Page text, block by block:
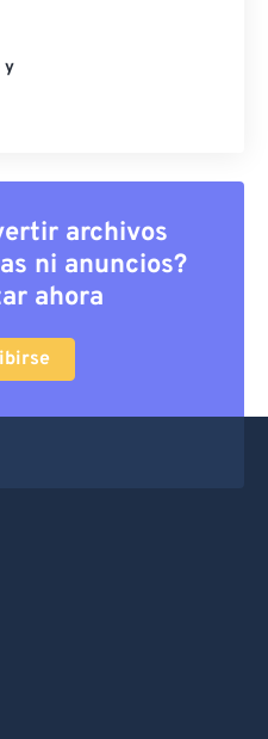
y
archivos
ni anuncios?
ahora